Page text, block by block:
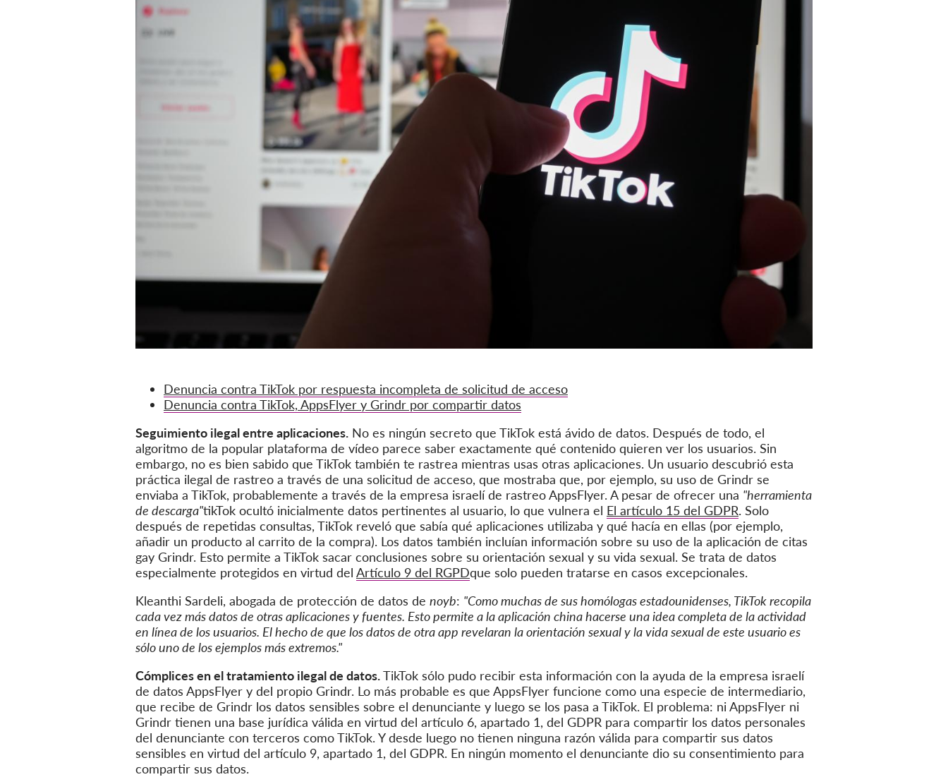
Denuncia contra TikTok por respuesta incompleta de solicitud de acceso
Denuncia contra TikTok, AppsFlyer y Grindr por compartir datos
Seguimiento ilegal entre aplicaciones. No es ningún secreto que TikTok está ávido de datos. Después de todo, el
algoritmo de la popular plataforma de vídeo parece saber exactamente qué contenido quieren ver los usuarios. Sin
embargo, no es bien sabido que TikTok también te rastrea mientras usas otras aplicaciones. Un usuario descubrió esta
práctica ilegal de rastreo a través de una solicitud de acceso, que mostraba que, por ejemplo, su uso de Grindr se
enviaba a TikTok, probablemente a través de la empresa israelí de rastreo AppsFlyer. A pesar de ofrecer una "herramienta
de descarga"tikTok ocultó inicialmente datos pertinentes al usuario, lo que vulnera el El artículo 15 del GDPR. Solo
después de repetidas consultas, TikTok reveló que sabía qué aplicaciones utilizaba y qué hacía en ellas (por ejemplo,
añadir un producto al carrito de la compra). Los datos también incluían información sobre su uso de la aplicación de citas
gay Grindr. Esto permite a TikTok sacar conclusiones sobre su orientación sexual y su vida sexual. Se trata de datos
especialmente protegidos en virtud del Artículo 9 del RGPDque solo pueden tratarse en casos excepcionales.
Kleanthi Sardeli, abogada de protección de datos de noyb: "Como muchas de sus homólogas estadounidenses, TikTok recopila
cada vez más datos de otras aplicaciones y fuentes. Esto permite a la aplicación china hacerse una idea completa de la actividad
en línea de los usuarios. El hecho de que los datos de otra app revelaran la orientación sexual y la vida sexual de este usuario es
sólo uno de los ejemplos más extremos."
Cómplices en el tratamiento ilegal de datos.TikTok sólo pudo recibir esta información con la ayuda de la empresa israelí
de datos AppsFlyer y del propio Grindr. Lo más probable es que AppsFlyer funcione como una especie de intermediario,
que recibe de Grindr los datos sensibles sobre el denunciante y luego se los pasa a TikTok. El problema: ni AppsFlyer ni
Grindr tienen una base jurídica válida en virtud del artículo 6, apartado 1, del GDPR para compartir los datos personales
del denunciante con terceros como TikTok. Y desde luego no tienen ninguna razón válida para compartir sus datos
sensibles en virtud del artículo 9, apartado 1, del GDPR. En ningún momento el denunciante dio su consentimiento para
compartir sus datos.